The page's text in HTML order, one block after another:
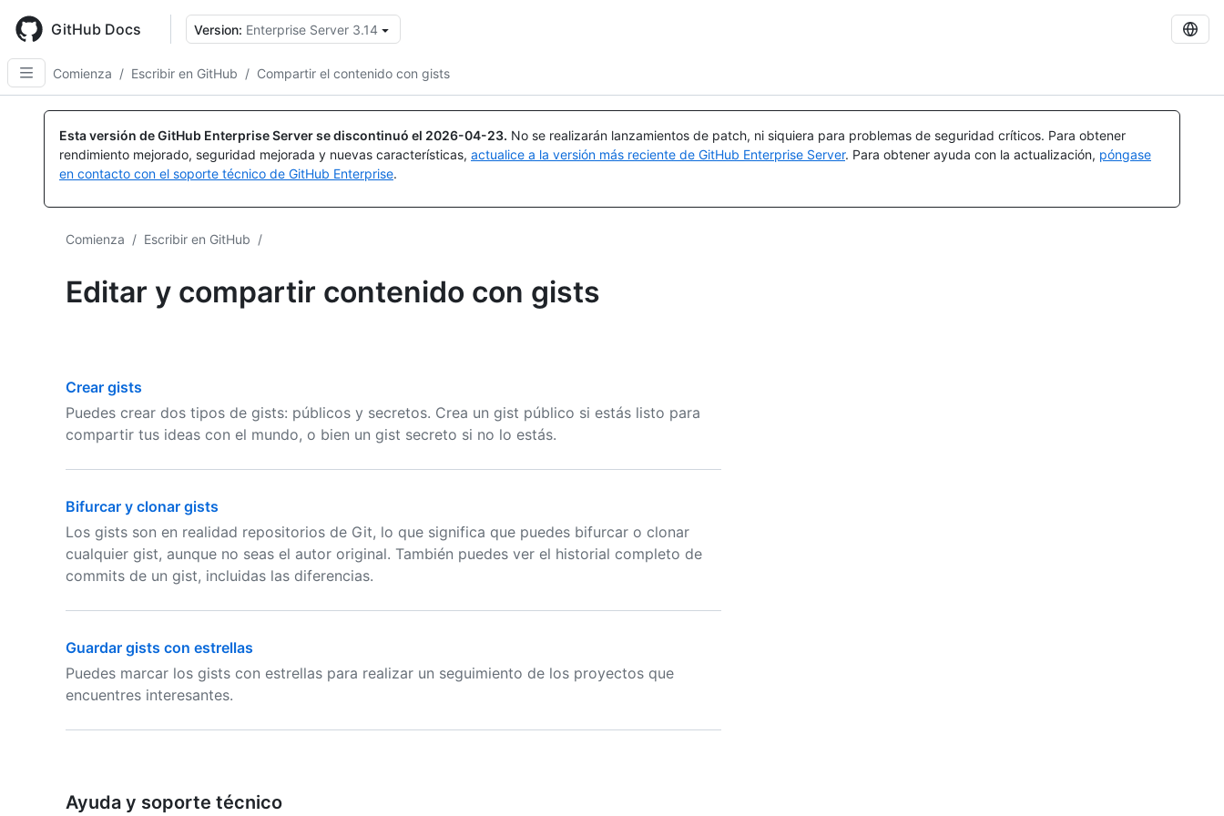
main
content
GitHub Docs Version: Enterprise Server 3.14
Comienza / Escribir en GitHub / Compartir el contenido con gists
Esta versión de GitHub Enterprise Server se discontinuó el 2026-04-23. No se realizarán lanzamientos de patch, ni siquiera para problemas de seguridad críticos. Para obtener
rendimiento mejorado, seguridad mejorada y nuevas características, actualice a la versión más reciente de GitHub Enterprise Server. Para obtener ayuda con la actualización, póngase
en contacto con el soporte técnico de GitHub Enterprise.
Comienza / Escribir en GitHub /
Editar y compartir contenido con gists
Crear gists
Puedes crear dos tipos de gists: públicos y secretos. Crea un gist público si estás listo para
compartir tus ideas con el mundo, o bien un gist secreto si no lo estás.
Bifurcar y clonar gists
Los gists son en realidad repositorios de Git, lo que significa que puedes bifurcar o clonar
cualquier gist, aunque no seas el autor original. También puedes ver el historial completo de
commits de un gist, incluidas las diferencias.
Guardar gists con estrellas
Puedes marcar los gists con estrellas para realizar un seguimiento de los proyectos que
encuentres interesantes.
Ayuda y soporte técnico